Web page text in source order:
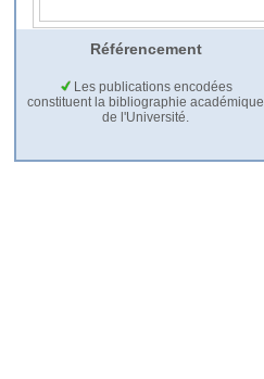
Référencement
Les publications encodées
constituent la bibliographie académique
de l'Université.